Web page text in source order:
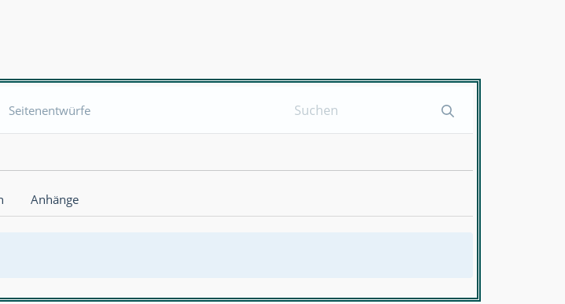
Seitenentwürfe
Anhänge